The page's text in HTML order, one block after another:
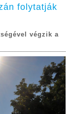
folytatják
végzik a